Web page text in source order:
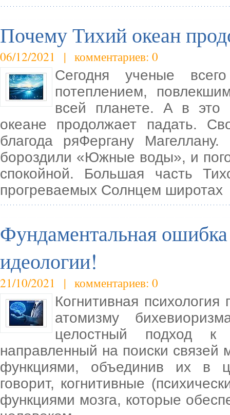
Почему Тихий океан
06/12/2021 | комментариев: 0
Сегодня ученые
потеплением,
всей планете. А в это
океане продолжает падать.
благода ряФергану
бороздили «Южные воды», и
спокойной. Большая часть
прогреваемых Солнцем широтах
Фундаментальная
идеологии!
21/10/2021 | комментариев: 0
Когнитивная
атомизму
целостный подход к
направленный на поиски
функциями, объединив их в
говорит, когнитивные
функциями мозга, которые